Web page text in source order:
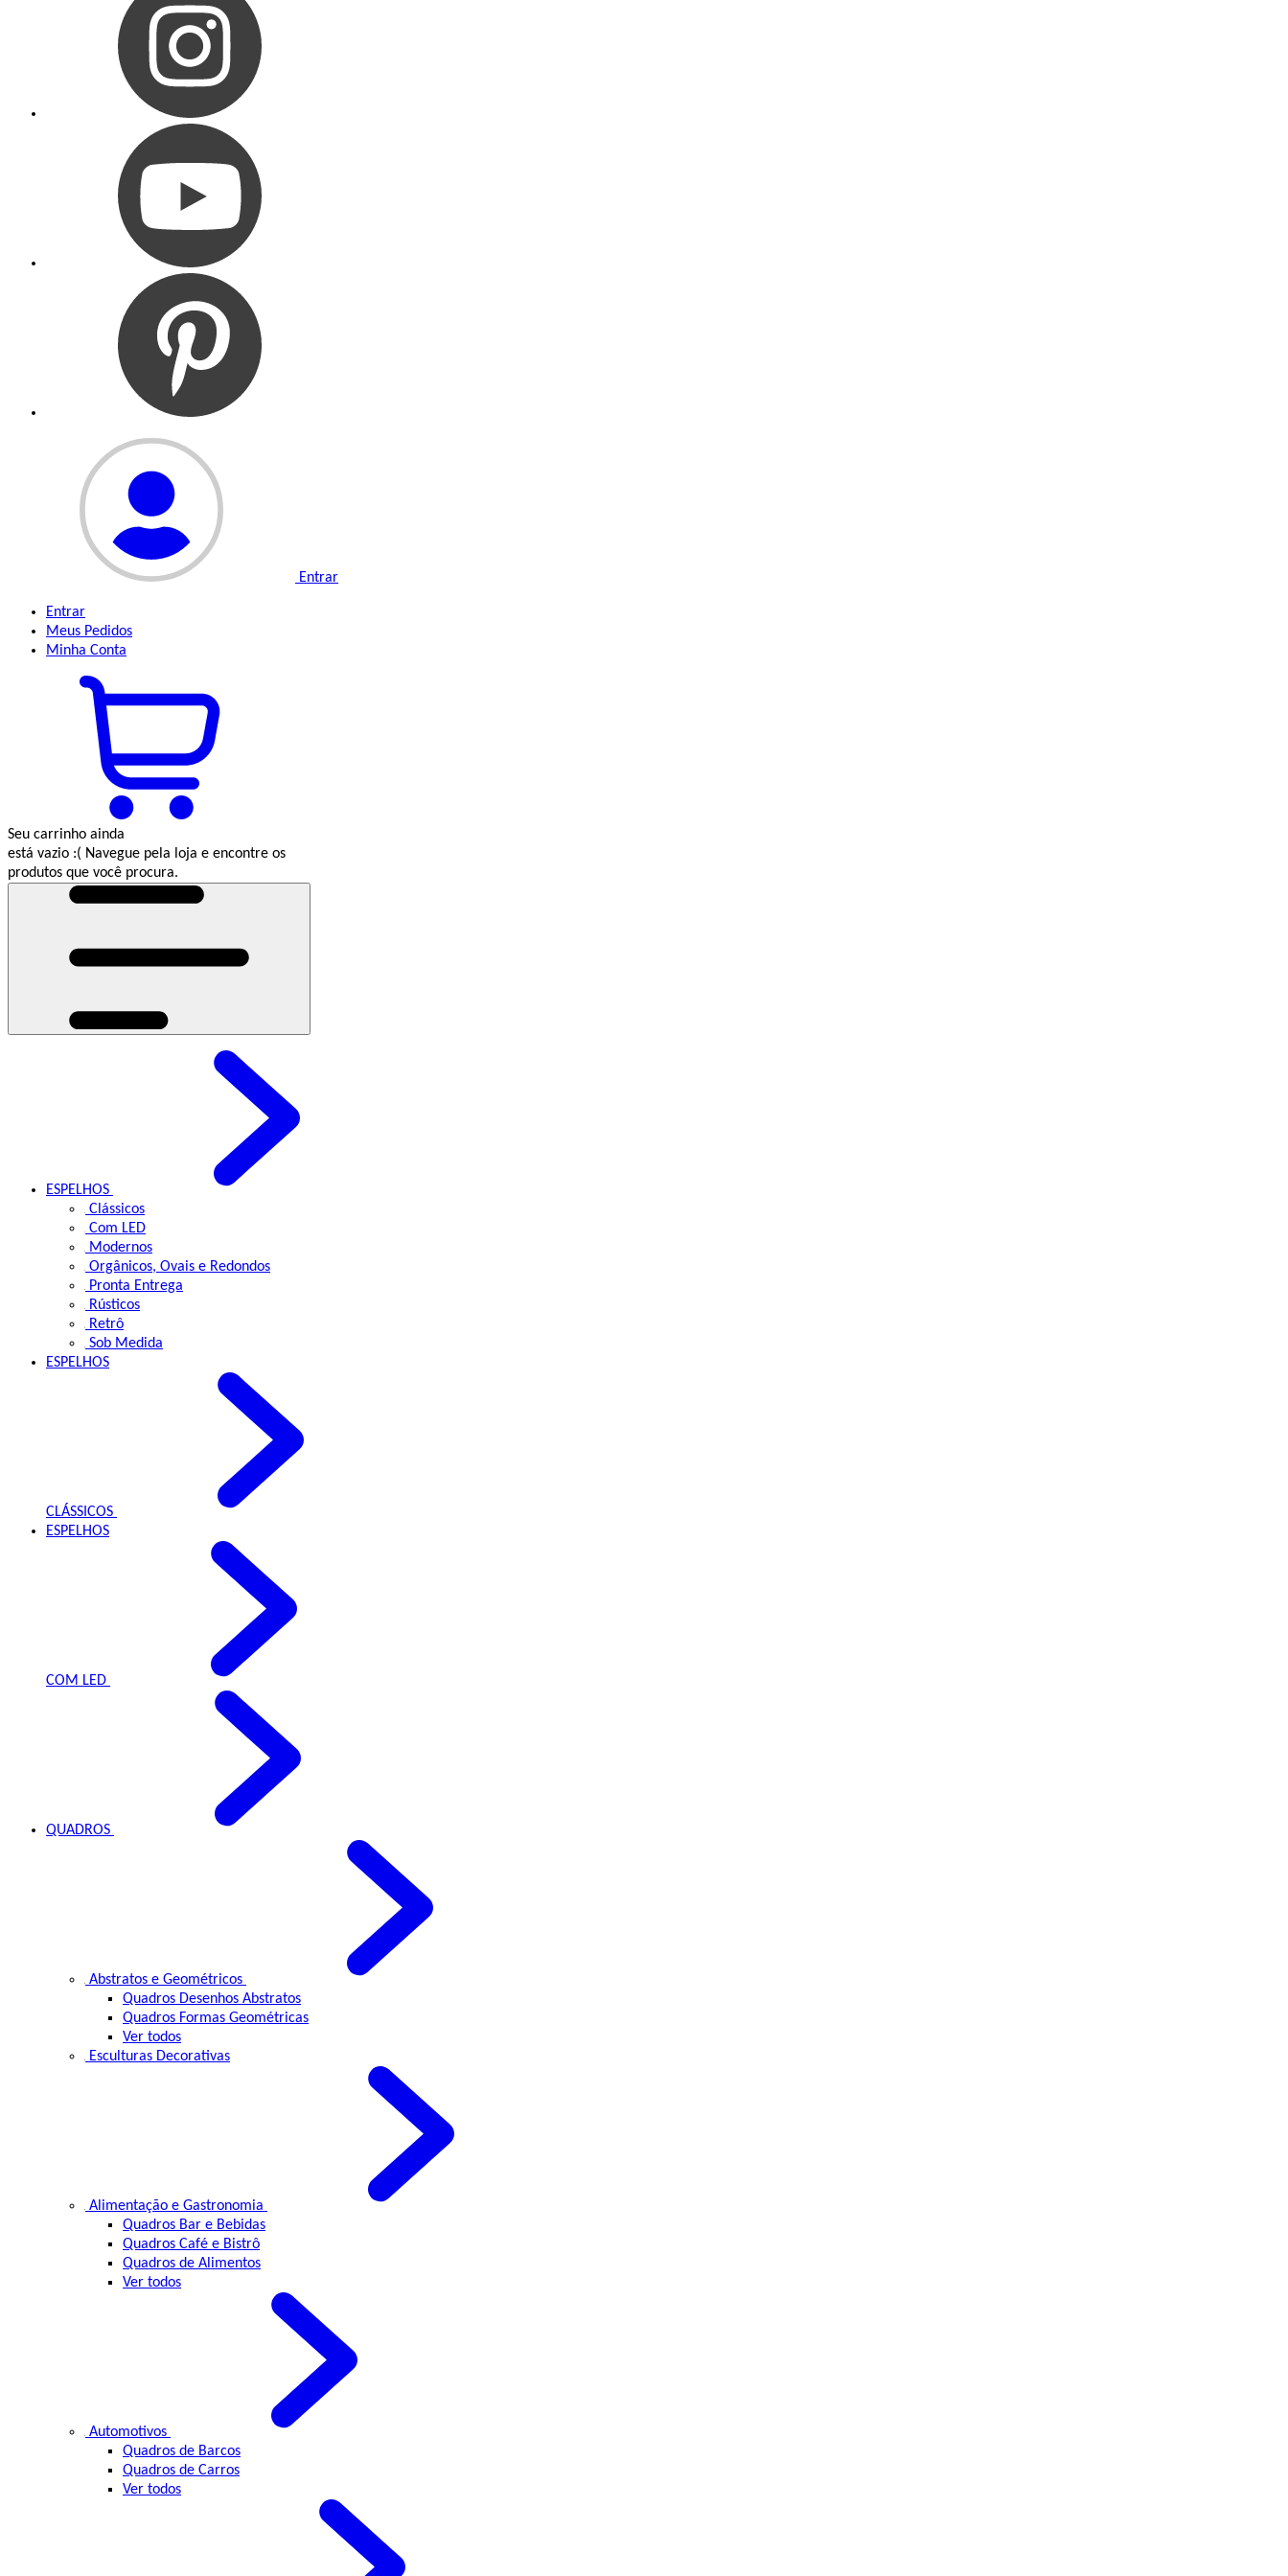
Entrar
Entrar
Meus Pedidos
Minha Conta
Seu carrinho ainda
está vazio :( Navegue pela loja e encontre os
produtos que você procura.
ESPELHOS
Clássicos
Com LED
Modernos
Orgânicos, Ovais e Redondos
Pronta Entrega
Rústicos
Retrô
Sob Medida
ESPELHOS
CLÁSSICOS
ESPELHOS
COM LED
QUADROS
Abstratos e Geométricos
Quadros Desenhos Abstratos
Quadros Formas Geométricas
Ver todos
Esculturas Decorativas
Alimentação e Gastronomia
Quadros Bar e Bebidas
Quadros Café e Bistrô
Quadros de Alimentos
Ver todos
Automotivos
Quadros de Barcos
Quadros de Carros
Ver todos